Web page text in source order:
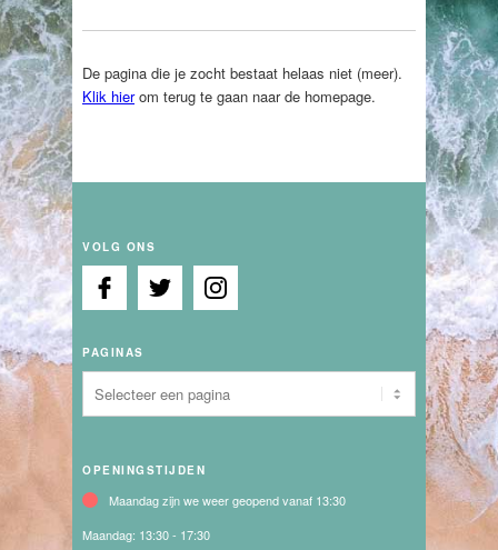
De pagina die je zocht bestaat helaas niet (meer).
Klik hierom terug te gaan naar de homepage.
VOLG ONS
PAGINAS
OPENINGSTIJDEN
Maandag zijn we weer geopend vanaf 13:30
Maandag: 13:30 - 17:30